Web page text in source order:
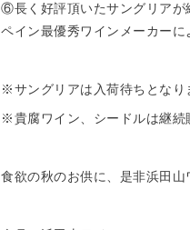
⑥長く好評頂いたサングリアが
ペイン最優秀ワインメーカーに
※サングリアは入荷待ちとな
※貴腐ワイン、シードルは継続
食欲の秋のお供に、是非浜田山